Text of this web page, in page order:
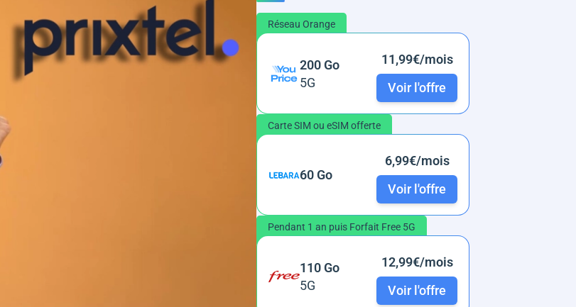
Réseau Orange
200 Go
5G
11,99€/mois
Voir l'offre
Carte SIM ou eSIM offerte
60 Go
6,99€/mois
Voir l'offre
Pendant 1 an puis Forfait Free 5G
110 Go
5G
12,99€/mois
Voir l'offre